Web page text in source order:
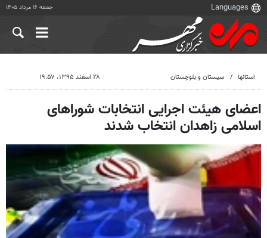
جمعه ۱۶ مرداد ۱۴۰۵
استانها سیستان و بلوچستان ۲۸ اسفند ۱۳۹۵، ۱۹:۵۷
اعضای هیئت اجرایی انتخابات شوراهای
اسلامی زاهدان انتخاب شدند